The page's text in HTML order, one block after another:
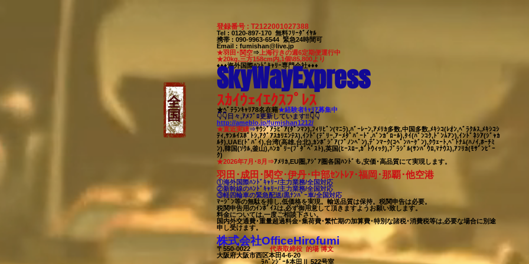
全
国
登録番号 : T2122001027388
Tel : 0120-897-170 無料ﾌﾘｰﾀﾞｲﾔﾙ
携帯 : 090-9963-6544 緊急24時間可
Email : fumishan@live.jp
★羽田･関空⇒ 上海行きの週6定期便運行中
★20kg,三方158cm内,1個\85,800より
♦♦♦海外国際ﾊﾝﾄﾞｷｬﾘｰ専門会社♦♦♦
SkyWayExpress
ｽｶｲｳｪｲｴｸｽﾌﾟﾚｽ
★ﾍﾞﾃﾗﾝｷｬﾘｱ8名在籍★​経験者ｷｬﾘｱ募集中
👇👇日々,ｱﾒﾌﾞﾛ更新しています‼👇👇
http://ameblo.jp/fumishan1212/
★直近実績⇒ｻｳｼﾞｱﾗﾋﾞｱ(ﾀﾞﾝﾏﾝ),ﾌｨﾘﾋﾟﾝ(ﾏﾆﾗ),ﾊﾞｰﾚｰﾝ,ｱﾒﾘｶ多数,中国多数,ﾒｷｼｺ(ﾚｵﾝ,ﾍﾞﾗｸﾙｽ,ﾒｷｼｺｼ
ﾃｨ,ｻﾝﾙｲｽﾎﾟﾄｼ,ｱｸﾞｱｽｶﾘｴﾝﾃｽ),ｲﾝﾄﾞ(ﾃﾞﾘｰ,ｱｰﾒﾀﾞﾊﾞｰﾄﾞ,ﾊﾞﾝｶﾞﾛｰﾙ),ﾀｲ(ﾊﾞﾝｺｸ,ﾄﾞﾝﾑｱﾝ),ｲﾝﾄﾞﾈｼｱ(ｼﾞｬｶ
ﾙﾀ),UAE(ﾄﾞﾊﾞｲ),台湾(高雄,台北),ｶﾝﾎﾞｼﾞｱ(ﾌﾟﾉﾝﾍﾟﾝ),ﾃﾞﾝﾏｰｸ(ｺﾍﾟﾝﾊｰｹﾞﾝ),ｸｳｪｰﾄ,ﾍﾞﾄﾅﾑ(ﾊﾉｲ,ﾎｰﾁﾐ
ﾝ),韓国(ｿｳﾙ,釜山),ﾊﾝｶﾞﾘｰ(ﾌﾞﾀﾞﾍﾟｽﾄ),英国(ﾋｰｽﾛｰ,ｶﾞﾄｳｨｯｸ),ﾌﾞﾗｼﾞﾙ(ｻﾝﾊﾟｳﾛ,ﾏﾅｳｽ),ｱﾌﾘｶ(ﾓｻﾞﾝﾋﾞｰ
ｸ)
★2026年7月･8月⇒ｱﾒﾘｶ,EU圏,ｱｼﾞｱ圏各国ﾊﾝﾄﾞも,安価･高品質にて実現します。
羽田･成田･関空･伊丹･中部ｾﾝﾄﾚｱ･福岡･那覇･他空港
①海外国際ﾊﾝﾄﾞｷｬﾘｰ/主力業務/全国対応
②新幹線のﾊﾝﾄﾞｷｬﾘｰ/主力業務/全国対応
③軽四輪車の緊急配送/黒ﾅﾝﾊﾞｰ車/全国対応
ﾏｰｼﾞﾝ等の無駄を排し,低価格を実現。輸送品質は保持。税関申告は必要。
税関申告用のｲﾝﾎﾞｲｽは,必ず御用意して頂きますようお願い致します。
料金については,一度ご相談下さい。
国内外交通費･重量超過料金･集荷費･繁忙期の加算費･特別な諸税･消費税等は,必要な場合に別途
申し受けます。
株式会社OfficeHirofumi
〒550-0022代表取締役 的場 博文
大阪府大阪市西区本田4-6-20
ﾗﾊﾟﾝｼﾞｰﾙ本田Ⅱ 522号室